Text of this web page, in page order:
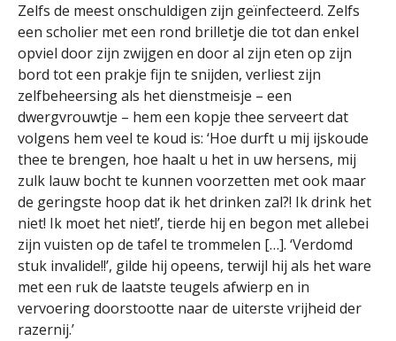
Zelfs de meest onschuldigen zijn geïnfecteerd. Zelfs
een scholier met een rond brilletje die tot dan enkel
opviel door zijn zwijgen en door al zijn eten op zijn
bord tot een prakje fijn te snijden, verliest zijn
zelfbeheersing als het dienstmeisje – een
dwergvrouwtje – hem een kopje thee serveert dat
volgens hem veel te koud is: ‘Hoe durft u mij ijskoude
thee te brengen, hoe haalt u het in uw hersens, mij
zulk lauw bocht te kunnen voorzetten met ook maar
de geringste hoop dat ik het drinken zal?! Ik drink het
niet! Ik moet het niet!’, tierde hij en begon met allebei
zijn vuisten op de tafel te trommelen […]. ‘Verdomd
stuk invalide!!’, gilde hij opeens, terwijl hij als het ware
met een ruk de laatste teugels afwierp en in
vervoering doorstootte naar de uiterste vrijheid der
razernij.’